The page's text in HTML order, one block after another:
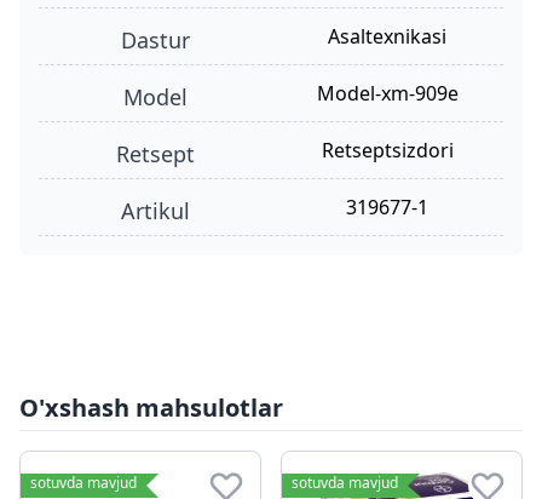
dastur Asaltexnikasi
model model-xm-909e
retsept retseptsizdori
Artikul 319677-1
O'xshash mahsulotlar
sotuvda mavjud sotuvda mavjud